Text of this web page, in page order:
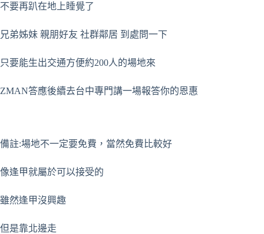
不要再趴在地上睡覺了
兄弟姊妹 親朋好友 社群鄰居 到處問一下
只要能生出交通方便約200人的場地來
ZMAN答應後續去台中專門講一場報答你的恩惠
備註:場地不一定要免費，當然免費比較好
像逢甲就屬於可以接受的
雖然逢甲沒興趣
但是靠北邊走